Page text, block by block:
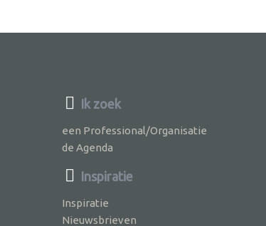
Ik zoek
een Professional/Organisatie
de Agenda
Inspiratie
Inspiratie
Nieuwsbrieven